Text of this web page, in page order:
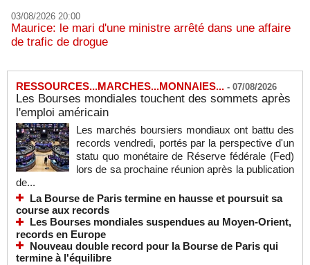
03/08/2026 20:00
Maurice: le mari d'une ministre arrêté dans une affaire
de trafic de drogue
RESSOURCES...MARCHES...MONNAIES... - 07/08/2026
Les Bourses mondiales touchent des sommets après
l'emploi américain
Les marchés boursiers mondiaux ont battu des
records vendredi, portés par la perspective d'un
statu quo monétaire de Réserve fédérale (Fed)
lors de sa prochaine réunion après la publication
de...
La Bourse de Paris termine en hausse et poursuit sa
course aux records
Les Bourses mondiales suspendues au Moyen-Orient,
records en Europe
Nouveau double record pour la Bourse de Paris qui
termine à l'équilibre